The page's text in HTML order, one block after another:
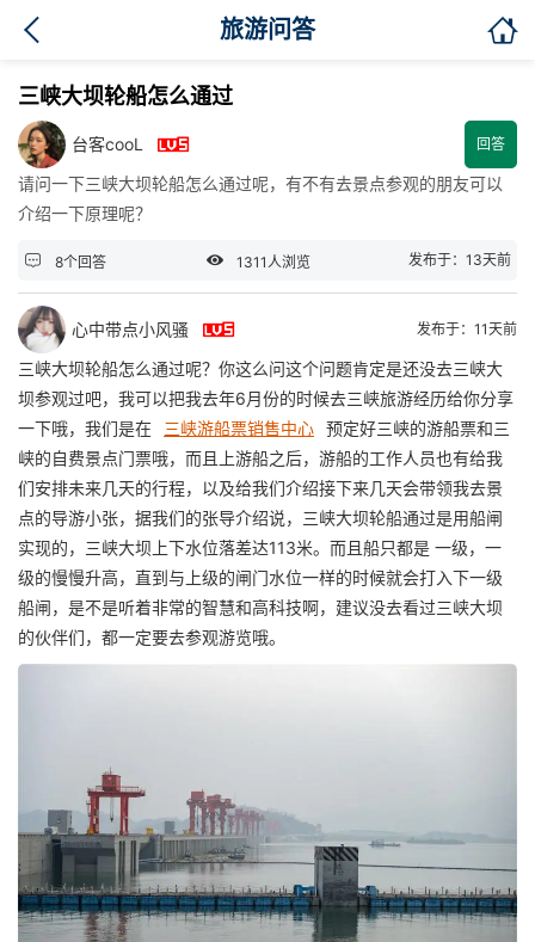
旅游问答 
三峡大坝轮船怎么通过
台客cooL  回答
请问一下三峡大坝轮船怎么通过呢，有不有去景点参观的朋友可以
介绍一下原理呢？
 8个回答  1311人浏览 发布于：13天前
心中带点小风骚  发布于：11天前
三峡大坝轮船怎么通过呢？你这么问这个问题肯定是还没去三峡大
坝参观过吧，我可以把我去年6月份的时候去三峡旅游经历给你分享
一下哦，我们是在
三峡游船票销售中心 预定好三峡的游船票和三
峡的自费景点门票哦，而且上游船之后，游船的工作人员也有给我
们安排未来几天的行程，以及给我们介绍接下来几天会带领我去景
点的导游小张，据我们的张导介绍说，三峡大坝轮船通过是用船闸
实现的，三峡大坝上下水位落差达113米。而且船只都是 一级，一
级的慢慢升高，直到与上级的闸门水位一样的时候就会打入下一级
船闸，是不是听着非常的智慧和高科技啊，建议没去看过三峡大坝
的伙伴们，都一定要去参观游览哦。